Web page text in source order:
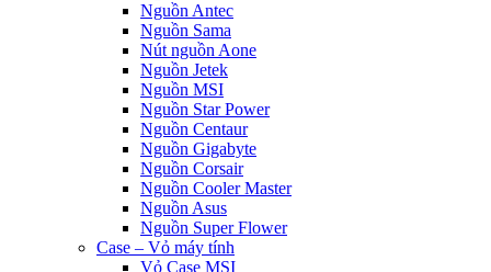
Nguồn Antec
Nguồn Sama
Nút nguồn Aone
Nguồn Jetek
Nguồn MSI
Nguồn Star Power
Nguồn Centaur
Nguồn Gigabyte
Nguồn Corsair
Nguồn Cooler Master
Nguồn Asus
Nguồn Super Flower
Case – Vỏ máy tính
Vỏ Case MSI